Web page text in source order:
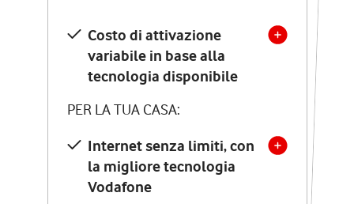
Costo di attivazione
variabile in base alla
tecnologia disponibile
PER LA TUA CASA:
Internet senza limiti, con
la migliore tecnologia
Vodafone
Costo di attivazione
variabile in base alla
tecnologia disponibile
PER LA TUA CASA:
Internet senza limiti, con
la migliore tecnologia
Vodafone
Modem Seven con Wi-Fi 7